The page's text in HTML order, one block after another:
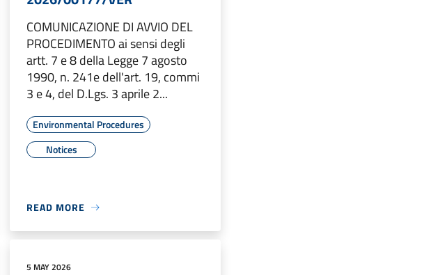
COMUNICAZIONE DI AVVIO DEL
PROCEDIMENTO ai sensi degli
artt. 7 e 8 della Legge 7 agosto
1990, n. 241e dell'art. 19, commi
3 e 4, del D.Lgs. 3 aprile 2...
Environmental Procedures
Notices
READ MORE
5 MAY 2026